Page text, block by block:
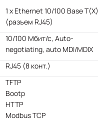
1 x Ethernet 10/100 Base T(X)
(разъем RJ45)
10/100 Мбит/с, Auto-
negotiating, auto MDI/MDIX
RJ45 (8 конт.)
TFTP
Bootp
HTTP
Modbus TCP